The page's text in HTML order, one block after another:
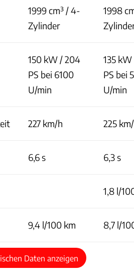
1999 cm³ / 4-
Zylinder
1998
150 kW / 204
PS bei 6100
U/min
135
PS bei
U/min
227 km/h 225
6,6 s 6,3 s
1,8 l/
9,4 l/100 km 8,7 l/
Daten anzeigen